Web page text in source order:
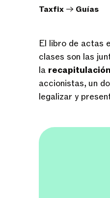
Taxfix -> Guías
El libro de actas
clases son las
la
accionistas, un
legalizar y